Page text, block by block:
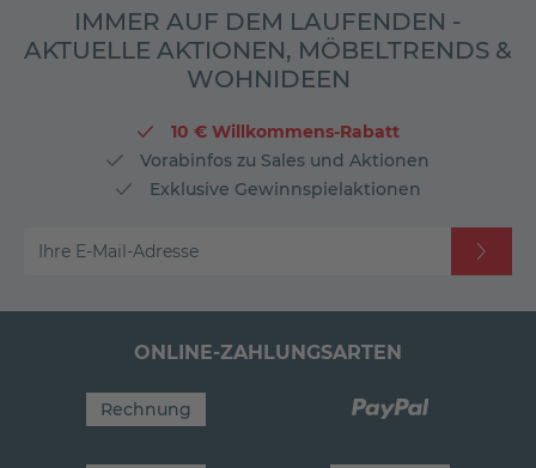
IMMER AUF DEM LAUFENDEN -
AKTUELLE AKTIONEN, MÖBELTRENDS &
WOHNIDEEN
10 € Willkommens-Rabatt
Vorabinfos zu Sales und Aktionen
Exklusive Gewinnspielaktionen
Ihre E-Mail-Adresse
ONLINE-ZAHLUNGSARTEN
Rechnung